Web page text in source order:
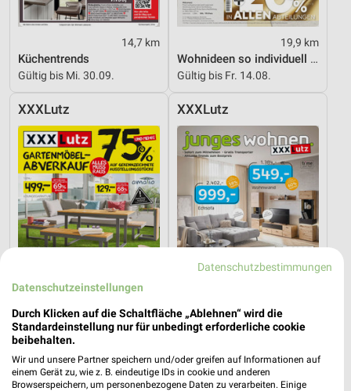
14,7 km
Küchentrends
Gültig bis Mi. 30.09.
19,9 km
Wohnideen so individuell wie du!
Gültig bis Fr. 14.08.
XXXLutz
Gartenmöbel-Abverkauf
Gültig bis Fr. 28.08.
XXXLutz
Junges Wohnen
Noch heute gültig
Datenschutzbestimmungen
Datenschutzeinstellungen
Durch Klicken auf die Schaltfläche „Ablehnen“ wird die
Standardeinstellung nur für unbedingt erforderliche cookie
beibehalten.
Wir und unsere Partner speichern und/oder greifen auf Informationen auf
einem Gerät zu, wie z. B. eindeutige IDs in cookie und anderen
Browserspeichern, um personenbezogene Daten zu verarbeiten. Einige